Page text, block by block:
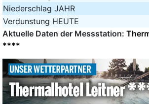
Niederschlag JAHR
Verdunstung HEUTE
Aktuelle Daten der Messstation:
****